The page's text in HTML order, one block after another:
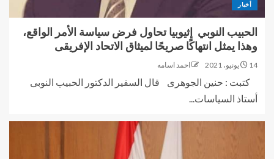
أخبار
الحبيب النوبي إثيوبيا تحاول فرض سياسة الأمر الواقع،
وهذا يمثل انتهاكًا صريحًا لميثاق الاتحاد الإفريقى
14 يونيو، 2021 احمد اسامه
كتبت : حنين الجوهرى قال السفير الدكتور الحبيب النوبى
أستاذ السياسات...